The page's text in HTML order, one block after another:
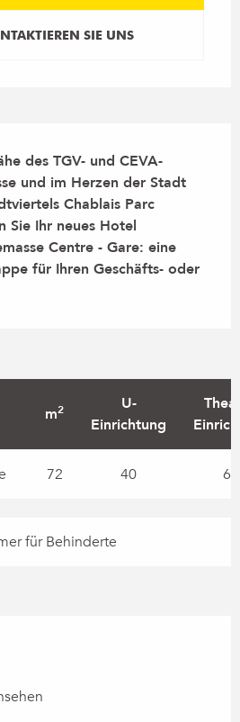
SIE UNS
des TGV- und CEVA-
und im Herzen der Stadt
Chablais Parc
Sie Ihr neues Hotel
Centre - Gare: eine
für Ihren Geschäfts- oder
m2
U-
Einrichtung
72 40 60
für Behinderte